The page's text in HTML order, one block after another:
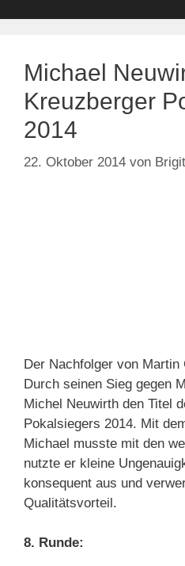
Michael
Kreuzberger
2014
22. Oktober 2014 von
Der Nachfolger von Martin
Durch seinen Sieg gegen
Michel Neuwirth den Titel
Pokalsiegers 2014. Mit
Michael musste mit den
nutzte er kleine
konsequent aus und
Qualitätsvorteil.
8. Runde: